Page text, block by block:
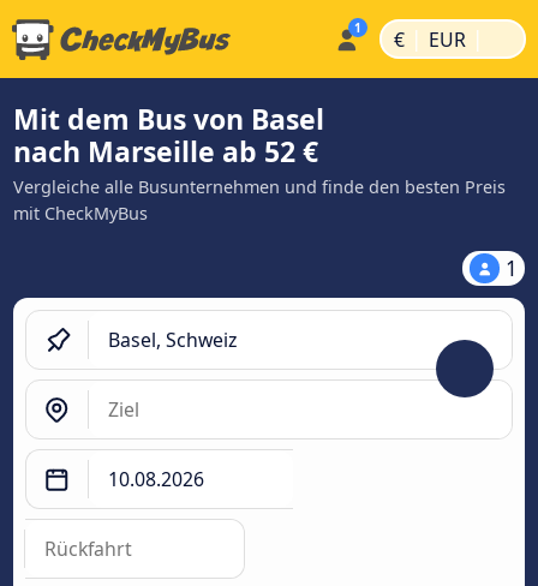
€ | EUR |
Mit dem Bus von Basel
nach Marseille ab 52 €
Vergleiche alle Busunternehmen und finde den besten Preis
mit CheckMyBus
1